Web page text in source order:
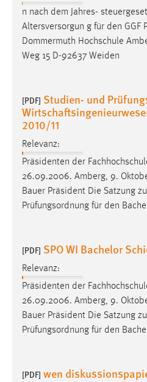
n nach dem Jahres-
Altersversorgun g für den GGF
Dommermuth Hochschule
Weg 15 D-92637 Weiden
[PDF] Studien- und
2010/11
Relevanz:
Präsidenten der
26.09.2006. Amberg, 9.
Bauer Präsident Die Satzung
Prüfungsordnung für den
[PDF] SPO WI Bachelor
Relevanz:
Präsidenten der
26.09.2006. Amberg, 9.
Bauer Präsident Die Satzung
Prüfungsordnung für den
[PDF] wen